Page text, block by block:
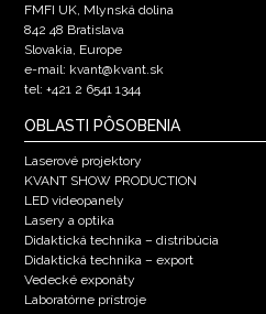
FMFI UK, Mlynská dolina
842 48 Bratislava
Slovakia, Europe
e-mail: kvant@kvant.sk
tel: +421 2 6541 1344
OBLASTI PÔSOBENIA
Laserové projektory
KVANT SHOW PRODUCTION
LED videopanely
Lasery a optika
Didaktická technika – distribúcia
Didaktická technika – export
Vedecké exponáty
Laboratórne prístroje